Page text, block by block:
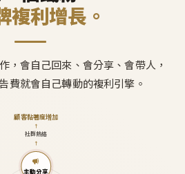
複利增長。
，會自己回來、會分享、會帶人，
費就會自己轉動的複利引擎。
主動分享
↑
社群熱絡
↑
顧客黏著度增加